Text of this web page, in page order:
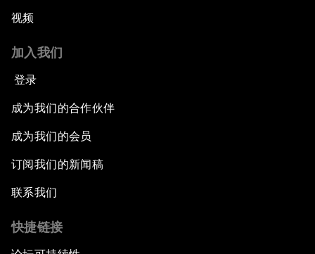
视频
加入我们
登录
成为我们的合作伙伴
成为我们的会员
订阅我们的新闻稿
联系我们
快捷链接